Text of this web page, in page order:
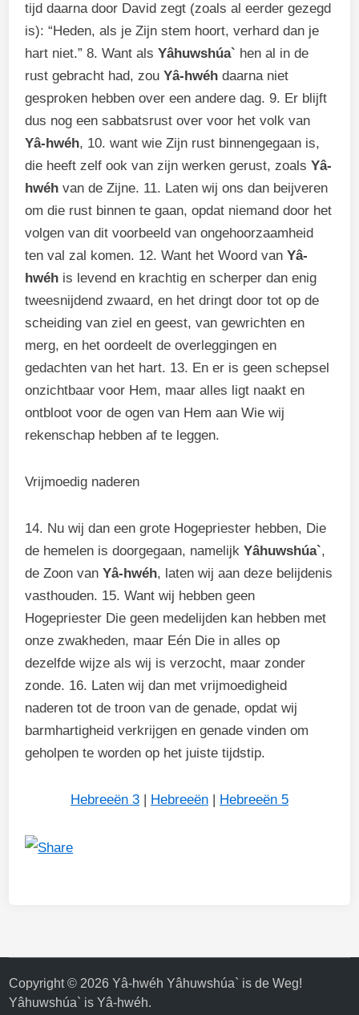
tijd daarna door David zegt (zoals al eerder gezegd
is): “Heden, als je Zijn stem hoort, verhard dan je
hart niet.” 8. Want alsYâhuwshúa` hen al in de
rust gebracht had, zouYâ-hwéh daarna niet
gesproken hebben over een andere dag. 9. Er blijft
dus nog een sabbatsrust over voor het volk van
Yâ-hwéh, 10. want wie Zijn rust binnengegaan is,
die heeft zelf ook van zijn werken gerust, zoalsYâ-
hwéh van de Zijne. 11. Laten wij ons dan beijveren
om die rust binnen te gaan, opdat niemand door het
volgen van dit voorbeeld van ongehoorzaamheid
ten val zal komen. 12. Want het Woord vanYâ-
hwéh is levend en krachtig en scherper dan enig
tweesnijdend zwaard, en het dringt door tot op de
scheiding van ziel en geest, van gewrichten en
merg, en het oordeelt de overleggingen en
gedachten van het hart. 13. En er is geen schepsel
onzichtbaar voor Hem, maar alles ligt naakt en
ontbloot voor de ogen van Hem aan Wie wij
rekenschap hebben af te leggen.
Vrijmoedig naderen
14. Nu wij dan een grote Hogepriester hebben, Die
de hemelen is doorgegaan, namelijkYâhuwshúa`,
de Zoon vanYâ-hwéh, laten wij aan deze belijdenis
vasthouden. 15. Want wij hebben geen
Hogepriester Die geen medelijden kan hebben met
onze zwakheden, maar Eén Die in alles op
dezelfde wijze als wij is verzocht, maar zonder
zonde. 16. Laten wij dan met vrijmoedigheid
naderen tot de troon van de genade, opdat wij
barmhartigheid verkrijgen en genade vinden om
geholpen te worden op het juiste tijdstip.
Hebreeën 3 | Hebreeën | Hebreeën 5
Copyright © 2026Yâ-hwéh Yâhuwshúa` is de Weg!
Yâhuwshúa` is Yâ-hwéh.